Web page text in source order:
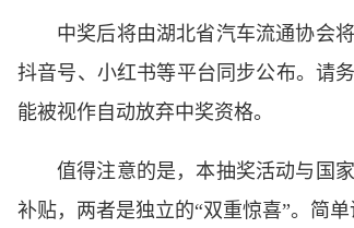
中奖后将由湖北省汽车流通协会
抖音号、小红书等平台同步公布。请
能被视作自动放弃中奖资格。
值得注意的是，本抽奖活动与国
补贴，两者是独立的“双重惊喜”。简